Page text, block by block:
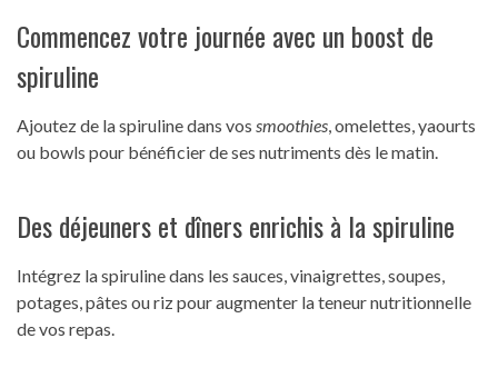
Commencez votre journée avec un boost de
spiruline
Ajoutez de la spiruline dans vos smoothies, omelettes, yaourts
ou bowls pour bénéficier de ses nutriments dès le matin.
Des déjeuners et dîners enrichis à la spiruline
Intégrez la spiruline dans les sauces, vinaigrettes, soupes,
potages, pâtes ou riz pour augmenter la teneur nutritionnelle
de vos repas.